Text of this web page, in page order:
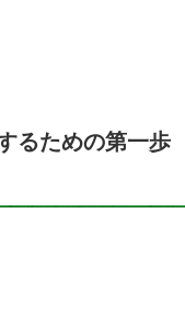
るための第一歩